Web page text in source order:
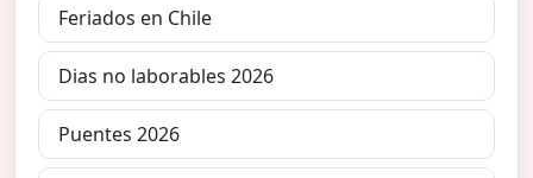
Feriados en Chile
Dias no laborables 2026
Puentes 2026